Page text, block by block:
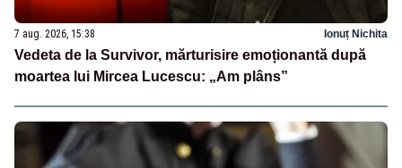
7 aug. 2026, 15:38 Ionuț Nichita
Vedeta de la Survivor, mărturisire emoționantă după
moartea lui Mircea Lucescu: „Am plâns”